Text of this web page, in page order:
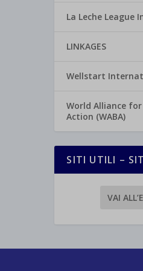
La Leche League
LINKAGES
Wellstart
World Alliance
Action (WABA)
SITI UTILI –
VAI